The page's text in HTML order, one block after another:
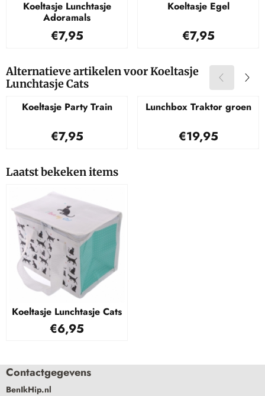
Koeltasje Lunchtasje
Adoramals
Prijs: 7,95
€7,95
Koeltasje Egel
Prijs: 7,95
€7,95
Alternatieve artikelen voorKoeltasje
Lunchtasje Cats
Koeltasje Party Train
Prijs: 7,95
€7,95
Lunchbox Traktor groen
Prijs: 19,95
€19,95
Laatst bekeken items
Koeltasje Lunchtasje Cats
€6,95
Contactgegevens
BenIkHip.nl